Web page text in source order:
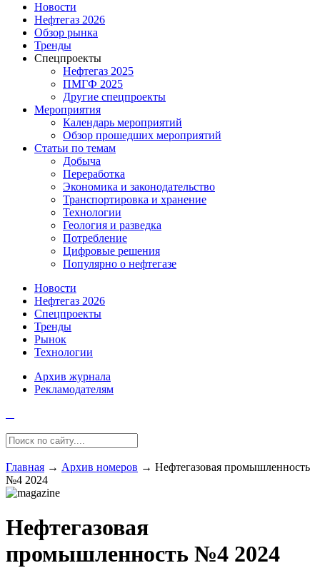
Новости
Нефтегаз 2026
Обзор рынка
Тренды
Спецпроекты
Нефтегаз 2025
ПМГФ 2025
Другие спецпроекты
Мероприятия
Календарь мероприятий
Обзор прошедших мероприятий
Статьи по темам
Добыча
Переработка
Экономика и законодательство
Транспортировка и хранение
Технологии
Геология и разведка
Потребление
Цифровые решения
Популярно о нефтегазе
Новости
Нефтегаз 2026
Спецпроекты
Тренды
Рынок
Технологии
Архив журнала
Рекламодателям
Главная → Архив номеров → Нефтегазовая промышленность
№4 2024
Нефтегазовая
промышленность №4 2024